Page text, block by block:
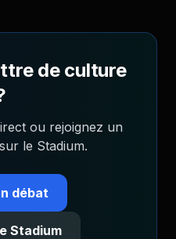
de culture
ou rejoignez un
le Stadium.
débat
Stadium